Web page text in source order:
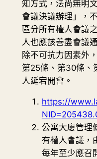
知方式，法尚無明
會議決議辦理」，
區分所有權人會議
人也應該善盡會議
除不可抗力因素外
第25條、第30條、
人延宕開會。
https://
公寓大廈管理
有權人會議，
每年至少應召